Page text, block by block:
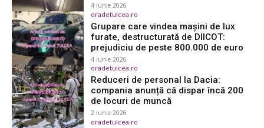
4 iunie 2026
oradetulcea.ro
Grupare care vindea mașini de lux
furate, destructurată de DIICOT:
prejudiciu de peste 800.000 de euro
4 iunie 2026
oradetulcea.ro
Reduceri de personal la Dacia:
compania anunță că dispar încă 200
de locuri de muncă
2 iunie 2026
oradetulcea.ro